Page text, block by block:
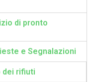
di pronto
e Segnalazioni
dei rifiuti